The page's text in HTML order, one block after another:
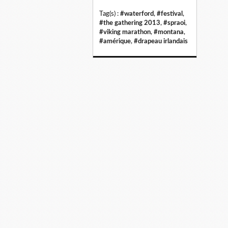
Tag(s) : #waterford, #festival ,
#the gathering 2013, #spraoi,
#viking marathon, #montana,
#amérique, #drapeau irlandais